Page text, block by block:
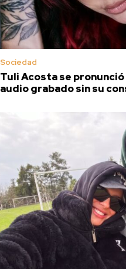
Sociedad
Tuli Acosta se
audio grabado sin su